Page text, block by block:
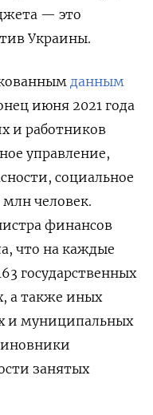
— это
Украины.
данным
июня 2021 года
и работников
управление,
социальное
млн человек.
финансов
что на каждые
государственных
а также иных
и муниципальных
занятых